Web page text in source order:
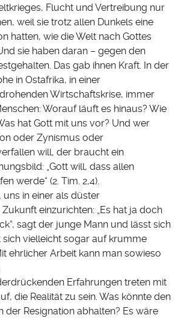
Flucht und Vertreibung nur
weil sie trotz allen Dunkels eine
hatten, wie die Welt nach Gottes
sie haben daran – gegen den
Das gab ihnen Kraft. In der
in Ostafrika, in einer
Wirtschaftskrise, immer
Worauf läuft es hinaus? Wie
hat Gott mit uns vor? Und wer
oder Zynismus oder
will, der braucht ein
„Gott will, dass allen
werde“ (2. Tim. 2,4).
in einer als düster
einzurichten: „Es hat ja doch
sagt der junge Mann und lässt sich
sich vielleicht sogar auf krumme
ehrlicher Arbeit kann man sowieso
Erfahrungen treten mit
die Realität zu sein. Was könnte den
der Resignation abhalten? Es wäre